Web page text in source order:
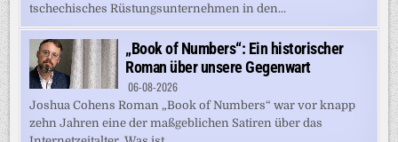
tschechisches Rüstungsunternehmen in den...
„Book of Numbers“: Ein historischer
Roman über unsere Gegenwart
06-08-2026
Joshua Cohens Roman „Book of Numbers“ war vor knapp
zehn Jahren eine der maßgeblichen Satiren über das